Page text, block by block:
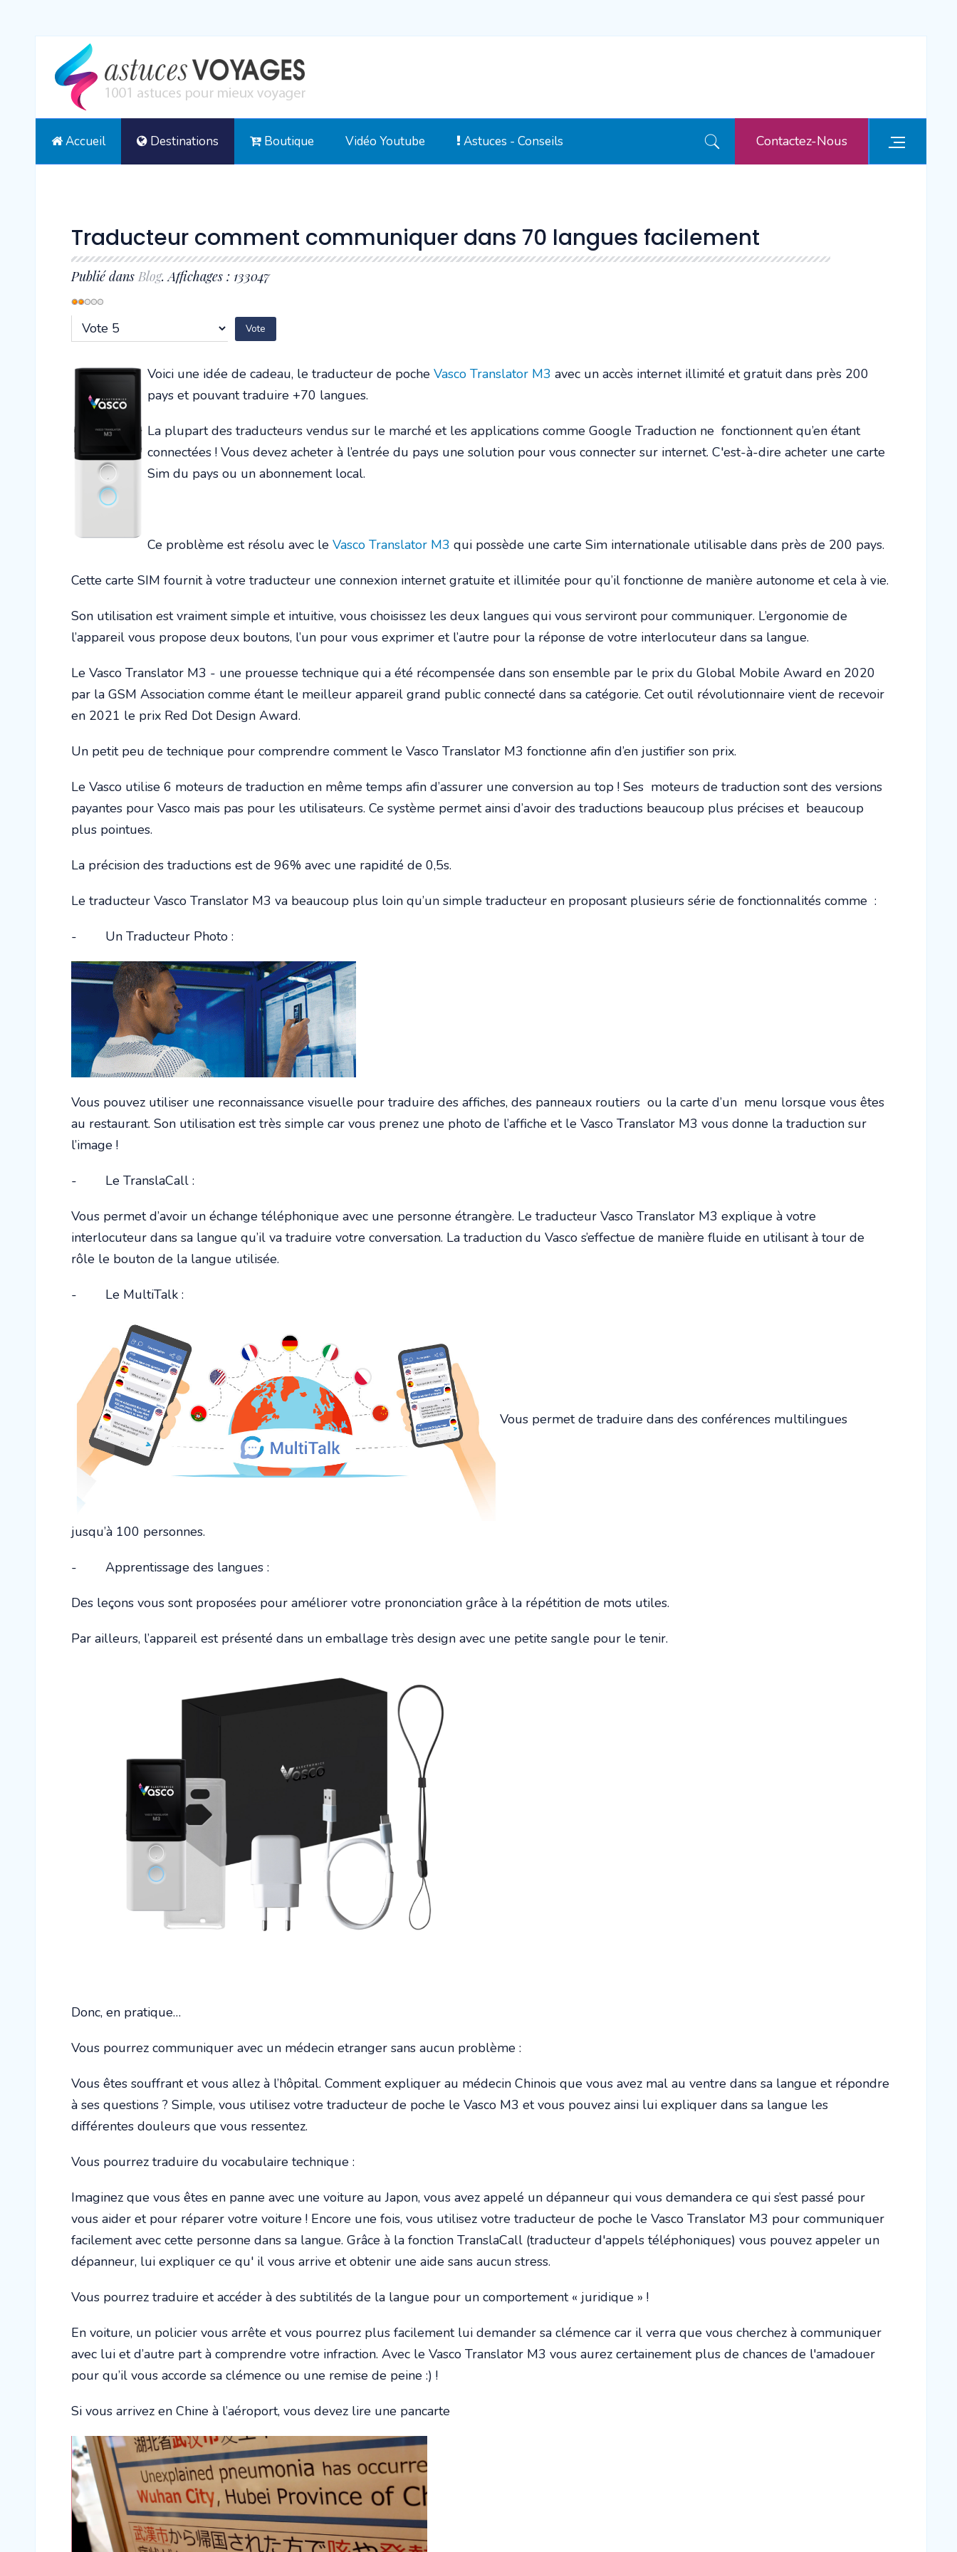
Accueil Destinations Boutique Vidéo Youtube Astuces - Conseils Contactez-Nous
Traducteur comment communiquer dans 70 langues facilement
Publié dans Blog. Affichages : 133047
Vote
utilisateur:
Veuillez
voter
Voici une idée de cadeau, le traducteur de poche Vasco Translator M3 avec un accès internet illimité et gratuit dans près 200
pays et pouvant traduire +70 langues.
La plupart des traducteurs vendus sur le marché et les applications comme Google Traduction ne fonctionnent qu’en étant
connectées ! Vous devez acheter à l’entrée du pays une solution pour vous connecter sur internet. C'est-à-dire acheter une carte
Sim du pays ou un abonnement local.
Ce problème est résolu avec le Vasco Translator M3 qui possède une carte Sim internationale utilisable dans près de 200 pays.
Cette carte SIM fournit à votre traducteur une connexion internet gratuite et illimitée pour qu’il fonctionne de manière autonome et cela à vie.
Son utilisation est vraiment simple et intuitive, vous choisissez les deux langues qui vous serviront pour communiquer. L’ergonomie de
l’appareil vous propose deux boutons, l’un pour vous exprimer et l’autre pour la réponse de votre interlocuteur dans sa langue.
Le Vasco Translator M3 - une prouesse technique qui a été récompensée dans son ensemble par le prix du Global Mobile Award en 2020
par la GSM Association comme étant le meilleur appareil grand public connecté dans sa catégorie. Cet outil révolutionnaire vient de recevoir
en 2021 le prix Red Dot Design Award.
Un petit peu de technique pour comprendre comment le Vasco Translator M3 fonctionne afin d’en justifier son prix.
Le Vasco utilise 6 moteurs de traduction en même temps afin d’assurer une conversion au top ! Ses moteurs de traduction sont des versions
payantes pour Vasco mais pas pour les utilisateurs. Ce système permet ainsi d’avoir des traductions beaucoup plus précises et beaucoup
plus pointues.
La précision des traductions est de 96% avec une rapidité de 0,5s.
Le traducteur Vasco Translator M3 va beaucoup plus loin qu’un simple traducteur en proposant plusieurs série de fonctionnalités comme :
- Un Traducteur Photo :
Vous pouvez utiliser une reconnaissance visuelle pour traduire des affiches, des panneaux routiers ou la carte d’un menu lorsque vous êtes
au restaurant. Son utilisation est très simple car vous prenez une photo de l’affiche et le Vasco Translator M3 vous donne la traduction sur
l’image !
- Le TranslaCall :
Vous permet d’avoir un échange téléphonique avec une personne étrangère. Le traducteur Vasco Translator M3 explique à votre
interlocuteur dans sa langue qu’il va traduire votre conversation. La traduction du Vasco s’effectue de manière fluide en utilisant à tour de
rôle le bouton de la langue utilisée.
- Le MultiTalk :
Vous permet de traduire dans des conférences multilingues
jusqu’à 100 personnes.
- Apprentissage des langues :
Des leçons vous sont proposées pour améliorer votre prononciation grâce à la répétition de mots utiles.
Par ailleurs, l’appareil est présenté dans un emballage très design avec une petite sangle pour le tenir.
Donc, en pratique…
Vous pourrez communiquer avec un médecin etranger sans aucun problème :
Vous êtes souffrant et vous allez à l’hôpital. Comment expliquer au médecin Chinois que vous avez mal au ventre dans sa langue et répondre
à ses questions ? Simple, vous utilisez votre traducteur de poche le Vasco M3 et vous pouvez ainsi lui expliquer dans sa langue les
différentes douleurs que vous ressentez.
Vous pourrez traduire du vocabulaire technique :
Imaginez que vous êtes en panne avec une voiture au Japon, vous avez appelé un dépanneur qui vous demandera ce qui s’est passé pour
vous aider et pour réparer votre voiture ! Encore une fois, vous utilisez votre traducteur de poche le Vasco Translator M3 pour communiquer
facilement avec cette personne dans sa langue. Grâce à la fonction TranslaCall (traducteur d'appels téléphoniques) vous pouvez appeler un
dépanneur, lui expliquer ce qu' il vous arrive et obtenir une aide sans aucun stress.
Vous pourrez traduire et accéder à des subtilités de la langue pour un comportement « juridique » !
En voiture, un policier vous arrête et vous pourrez plus facilement lui demander sa clémence car il verra que vous cherchez à communiquer
avec lui et d’autre part à comprendre votre infraction. Avec le Vasco Translator M3 vous aurez certainement plus de chances de l'amadouer
pour qu’il vous accorde sa clémence ou une remise de peine :) !
Si vous arrivez en Chine à l’aéroport, vous devez lire une pancarte